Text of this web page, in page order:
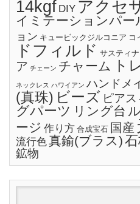
14kgf DIY アクセ
イミテーションパー
ョン キュービックジルコニア コ
ドフィルド サスティ
ア チェーン チャーム ト
ネックレス ハワイアン ハンドメ
(真珠) ビーズ ピアス
グパーツ リング台
ージ 作り方 合成宝石 国産
流行色真鍮(ブラス)
鉱物